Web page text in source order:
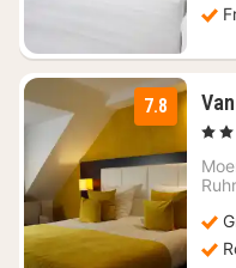
7.8
, 4
Ruhr